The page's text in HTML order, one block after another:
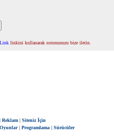
linkini kullanarak sorununuzu bize iletin.
Reklam| Siteniz İçin
Oyunlar| Programlama| Sürücüler